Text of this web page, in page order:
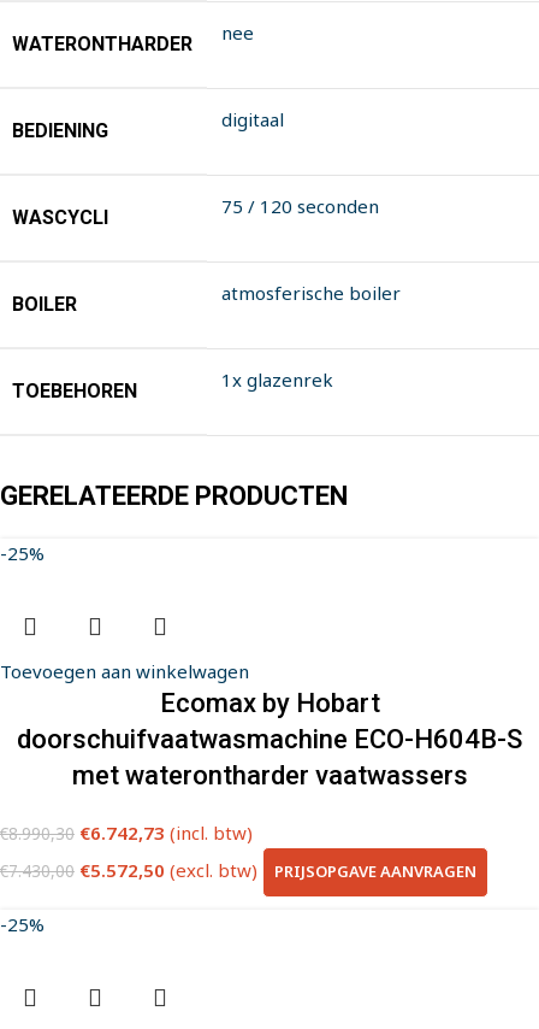
WATERONTHARDER nee
BEDIENING digitaal
WASCYCLI 75 / 120 seconden
BOILER atmosferische boiler
TOEBEHOREN 1x glazenrek
GERELATEERDE PRODUCTEN
-25%
Toevoegen aan winkelwagen
Ecomax by Hobart
doorschuifvaatwasmachine ECO-H604B-S
met waterontharder vaatwassers
€8.990,30 €6.742,73 (incl. btw)
€7.430,00 €5.572,50 (excl. btw) PRIJSOPGAVE AANVRAGEN
-25%